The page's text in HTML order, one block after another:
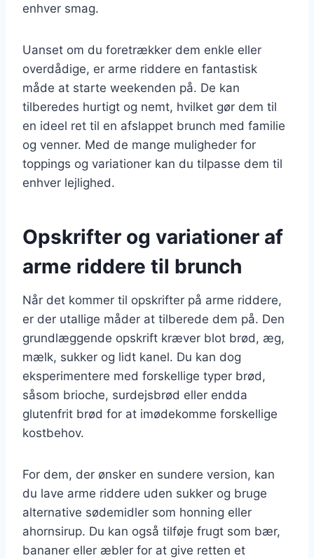
enhver smag.
Uanset om du foretrækker dem enkle eller
overdådige, er arme riddere en fantastisk
måde at starte weekenden på. De kan
tilberedes hurtigt og nemt, hvilket gør dem til
en ideel ret til en afslappet brunch med familie
og venner. Med de mange muligheder for
toppings og variationer kan du tilpasse dem til
enhver lejlighed.
Opskrifter og variationer af
arme riddere til brunch
Når det kommer til opskrifter på arme riddere,
er der utallige måder at tilberede dem på. Den
grundlæggende opskrift kræver blot brød, æg,
mælk, sukker og lidt kanel. Du kan dog
eksperimentere med forskellige typer brød,
såsom brioche, surdejsbrød eller endda
glutenfrit brød for at imødekomme forskellige
kostbehov.
For dem, der ønsker en sundere version, kan
du lave arme riddere uden sukker og bruge
alternative sødemidler som honning eller
ahornsirup. Du kan også tilføje frugt som bær,
bananer eller æbler for at give retten et